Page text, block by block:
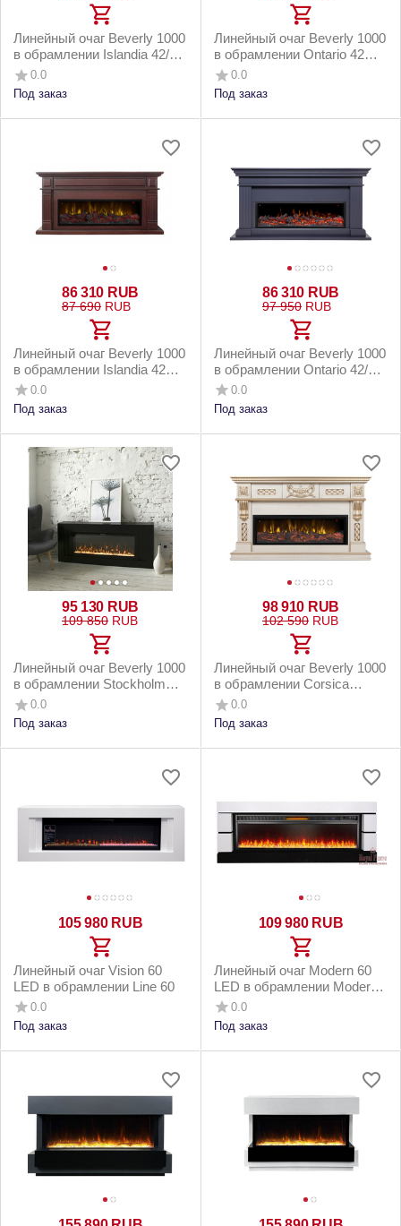
Линейный очаг Beverly 1000
в обрамлении Islandia 42/BV
WT0.0
Под заказ
Линейный очаг Beverly 1000
в обрамлении Ontario 42
WT0.0
Под заказ
86 310 RUB
87 690 RUB
Линейный очаг Beverly 1000
в обрамлении Islandia 42
AO0.0
Под заказ
86 310 RUB
97 950 RUB
Линейный очаг Beverly 1000
в обрамлении Ontario 42/BV
GR0.0
Под заказ
95 130 RUB
109 850 RUB
Линейный очаг Beverly 1000
в обрамлении Stockholm
42/BV BLM
0.0
Под заказ
98 910 RUB
102 590 RUB
Линейный очаг Beverly 1000
в обрамлении Corsica
42/BV WT
0.0
Под заказ
105 980 RUB
Линейный очаг Vision 60
LED в обрамлении Line 60
0.0
Под заказ
109 980 RUB
Линейный очаг Modern 60
LED в обрамлении Modern
60 белый с черным
0.0
Под заказ